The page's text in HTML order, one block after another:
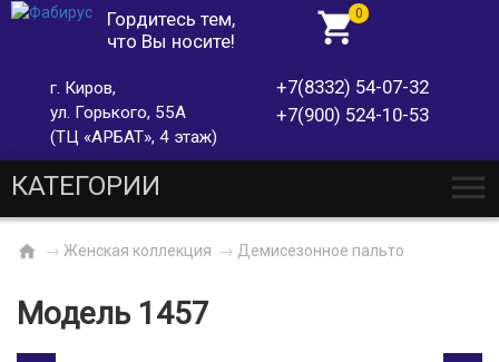
0
Гордитесь тем,
что Вы носите!
г. Киров,
ул. Горького, 55А
(ТЦ «АРБАТ», 4 этаж)
+7(8332) 54-07-32
+7(900) 524-10-53
КАТЕГОРИИ
→ Женская коллекция → Демисезонное пальто
Модель 1457